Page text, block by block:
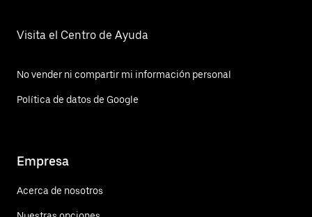
Visita el Centro de Ayuda
No vender ni compartir mi información personal
Política de datos de Google
Empresa
Acerca de nosotros